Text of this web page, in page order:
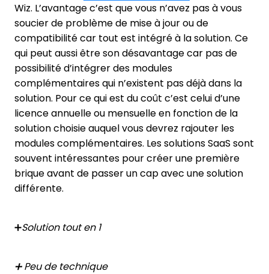
Wiz. L’avantage c’est que vous n’avez pas à vous
soucier de problème de mise à jour ou de
compatibilité car tout est intégré à la solution. Ce
qui peut aussi être son désavantage car pas de
possibilité d’intégrer des modules
complémentaires qui n’existent pas déjà dans la
solution. Pour ce qui est du coût c’est celui d’une
licence annuelle ou mensuelle en fonction de la
solution choisie auquel vous devrez rajouter les
modules complémentaires. Les solutions SaaS sont
souvent intéressantes pour créer une première
brique avant de passer un cap avec une solution
différente.
➕Solution tout en 1
➕ Peu de technique